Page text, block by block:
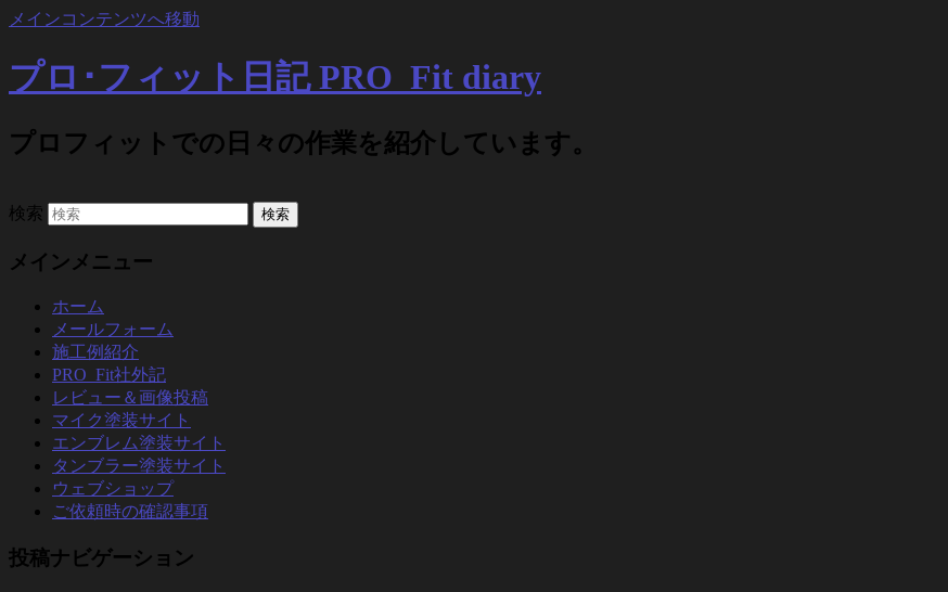
メインコンテンツへ移動
プロ･フィット日記 PRO_Fit diary
プロフィットでの日々の作業を紹介しています。
検索
メインメニュー
ホーム
メールフォーム
施工例紹介
PRO_Fit社外記
レビュー＆画像投稿
マイク塗装サイト
エンブレム塗装サイト
タンブラー塗装サイト
ウェブショップ
ご依頼時の確認事項
投稿ナビゲーション